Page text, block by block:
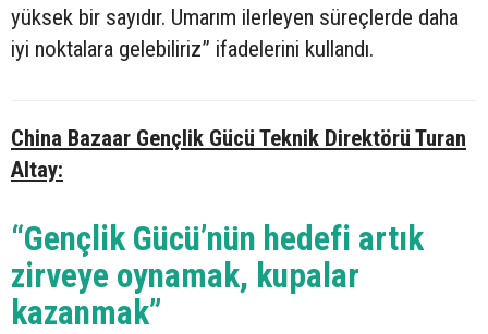
yüksek bir sayıdır. Umarım ilerleyen süreçlerde daha
iyi noktalara gelebiliriz” ifadelerini kullandı.
China Bazaar Gençlik Gücü Teknik Direktörü Turan
Altay:
“Gençlik Gücü’nün hedefi artık
zirveye oynamak, kupalar
kazanmak”